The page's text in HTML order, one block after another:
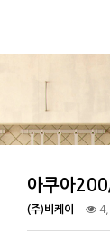
아쿠아
(주)비케이